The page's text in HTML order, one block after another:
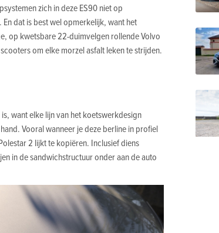
zich in deze ES90 niet op
dat is best wel opmerkelijk, want het
op kwetsbare 22-duimvelgen rollende Volvo
om elke morzel asfalt leken te strijden.
want elke lijn van het koetswerkdesign
Vooral wanneer je deze berline in profiel
2 lijkt te kopiëren. Inclusief diens
in de sandwichstructuur onder aan de auto